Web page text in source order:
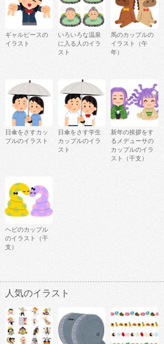
ギャルピースの
イラスト
いろいろな温泉
に入る人のイラ
スト
馬のカップルの
イラスト（午
年）
日傘をさすカッ
プルのイラスト
日傘をさす学生
カップルのイラ
スト
新年の挨拶をす
るメデューサの
カップルのイラ
スト（干支）
ヘビのカップル
のイラスト（干
支）
人気のイラスト